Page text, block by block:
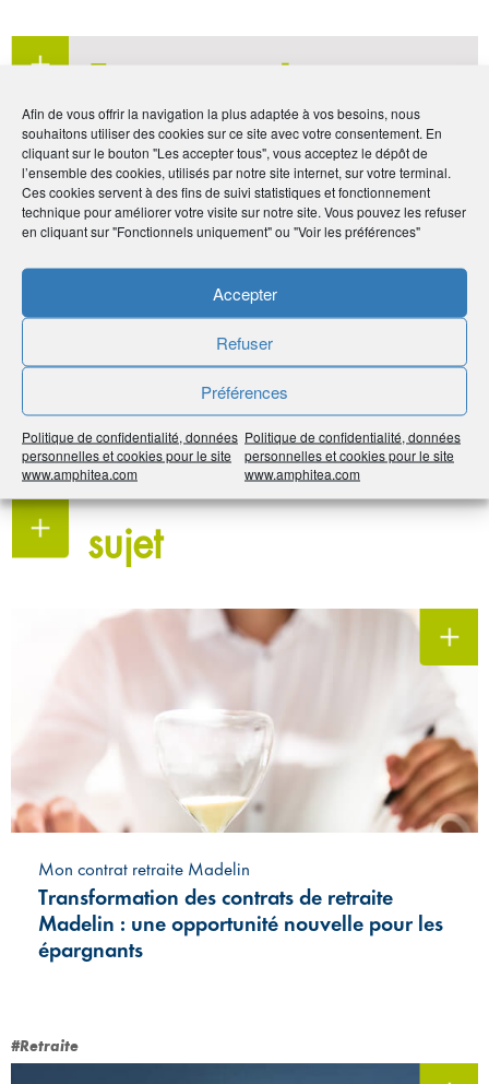
Afin de vous offrir la navigation la plus adaptée à vos besoins, nous
souhaitons utiliser des cookies sur ce site avec votre consentement. En
cliquant sur le bouton "Les accepter tous", vous acceptez le dépôt de
l’ensemble des cookies, utilisés par notre site internet, sur votre terminal.
Ces cookies servent à des fins de suivi statistiques et fonctionnement
technique pour améliorer votre visite sur notre site. Vous pouvez les refuser
en cliquant sur "Fonctionnels uniquement" ou "Voir les préférences"
Accepter
Refuser
Préférences
Politique de confidentialité, données
personnelles et cookies pour le site
www.amphitea.com
Politique de confidentialité, données
personnelles et cookies pour le site
www.amphitea.com
En savoir plus
Consulter le site AG2R LA MONDIALE
Par :La rédaction
Imprimer
À voir surle même
sujet
Mon contrat retraite Madelin
Transformation des contrats de retraite
Madelin : une opportunité nouvelle pour les
épargnants
#Retraite